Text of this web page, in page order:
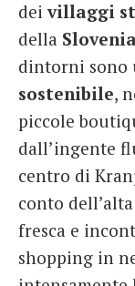
deivillaggi
della Slovenia
dintorni sono
sostenibile,
piccole
dall’ingente
centro di
conto
fresca e
shopping in